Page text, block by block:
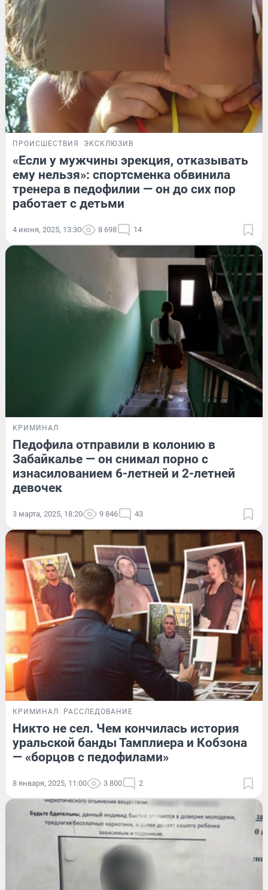
ПРОИСШЕСТВИЯ ЭКСКЛЮЗИВ
«Если у мужчины эрекция, отказывать
ему нельзя»: спортсменка обвинила
тренера в педофилии — он до сих пор
работает с детьми
4 июня, 2025, 13:30 8 698 14
КРИМИНАЛ
Педофила отправили в колонию в
Забайкалье — он снимал порно с
изнасилованием 6-летней и 2-летней
девочек
3 марта, 2025, 18:20 9 846 43
КРИМИНАЛ РАССЛЕДОВАНИЕ
Никто не сел. Чем кончилась история
уральской банды Тамплиера и Кобзона
— «борцов с педофилами»
8 января, 2025, 11:00 3 800 2